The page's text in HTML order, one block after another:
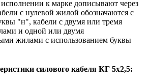
к марке дописывают через
с нулевой жилой обозначаются с
"н", кабели с двумя или тремя
и одной или двумя
жилами с использованием буквы
силового кабеля КГ 5х2,5: